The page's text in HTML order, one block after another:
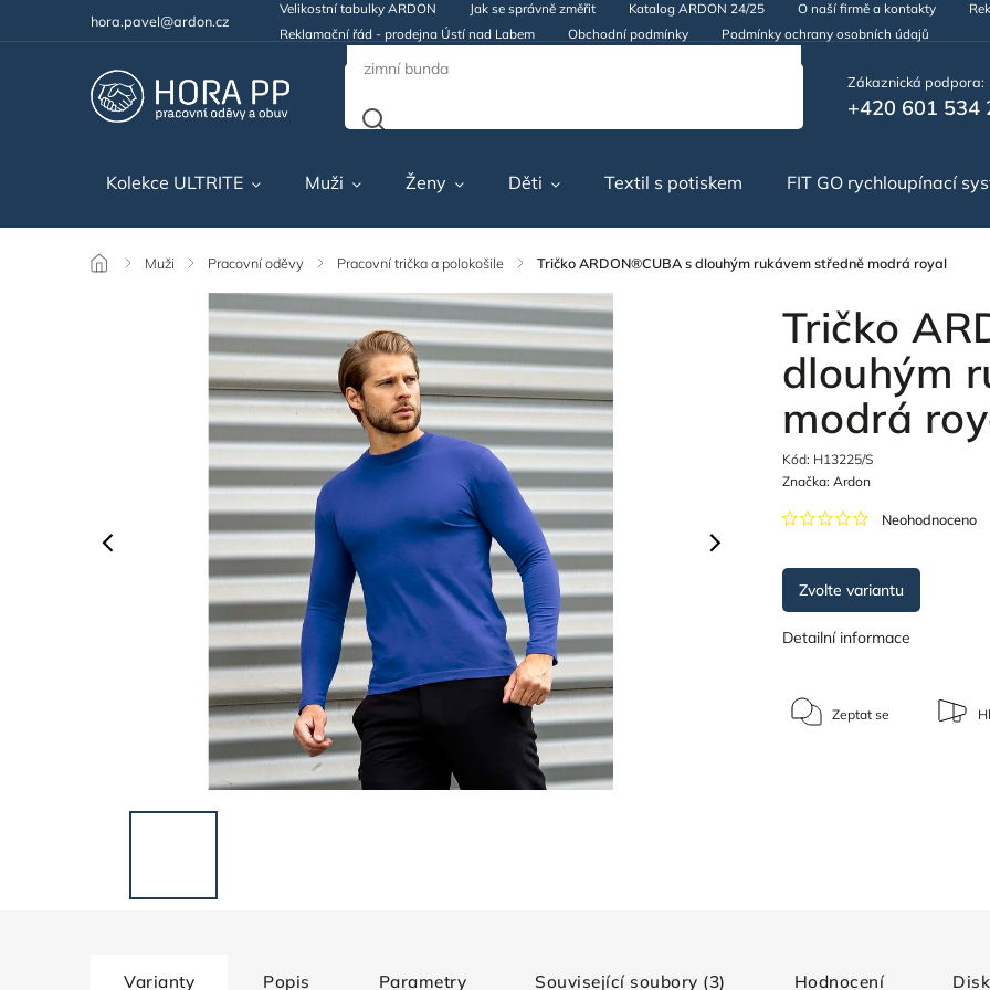
hora.pavel@ardon.cz
Velikostní tabulky ARDON Jak se správně změřit Katalog ARDON 24/25 O naší firmě a kontakty
Reklamační řád - prodejna Ústí nad Labem
Obchodní podmínky Podmínky ochrany osobních údajů
Zákaznická podpora:
+420 601 534
Kolekce ULTRITE Muži Ženy Děti Textil s potiskem FIT GO rychloupínací
/ Muži / Pracovní oděvy / Pracovní trička a polokošile / Tričko ARDON®CUBA s dlouhým rukávem středně modrá royal
Tričko
dlouhým
modrá
Kód: H13225/S
Neohodnoceno
Značka: Ardon
Zvolte variantu
Detailní informace
Zeptat se
Varianty Popis Parametry Související soubory (3) Hodnocení